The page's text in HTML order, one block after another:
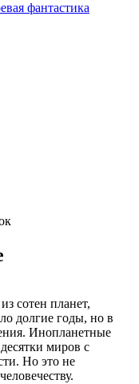
фантастика
сотен планет,
долгие годы, но в
Инопланетные
миров с
Но это не